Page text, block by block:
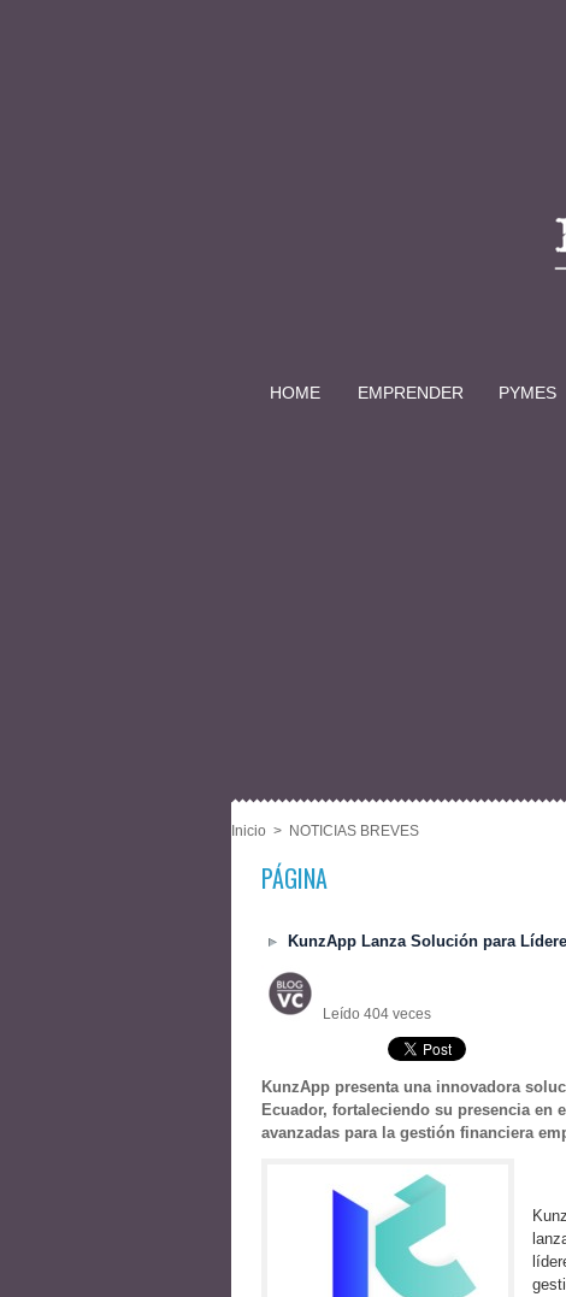
HOME EMPRENDER PYMES
Inicio > NOTICIAS BREVES
PÁGINA
KunzApp Lanza Solución para
Leído 404 veces
KunzApp presenta una innovadora
Ecuador, fortaleciendo su presencia en
avanzadas para la gestión financiera